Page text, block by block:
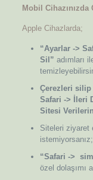
Mobil
Apple Cihazlarda;
“Ayarlar ->
Sil” adımları
Çerezleri
Safari -> İleri
Sitesi
Siteleri ziyaret
istemiyorsanız;
“Safari ->
özel dolaşımı